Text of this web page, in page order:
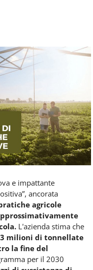
e impattante
ancorata
agricole
L'azienda stima che
milioni di tonnellate
la fine del
per il 2030